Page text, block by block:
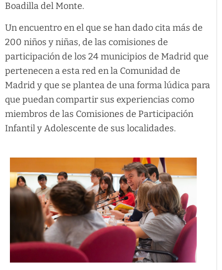
Boadilla del Monte.
Un encuentro en el que se han dado cita más de
200 niños y niñas, de las comisiones de
participación de los 24 municipios de Madrid que
pertenecen a esta red en la Comunidad de
Madrid y que se plantea de una forma lúdica para
que puedan compartir sus experiencias como
miembros de las Comisiones de Participación
Infantil y Adolescente de sus localidades.